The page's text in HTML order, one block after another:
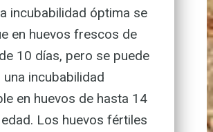
incubabilidad óptima se
en huevos frescos de
10 días, pero se puede
incubabilidad
en huevos de hasta 14
Los huevos fértiles